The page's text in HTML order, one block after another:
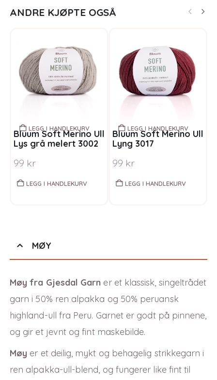
ANDRE KJØPTE OGSÅ
LEGG I HANDLEKURV
Bluum Soft Merino Ull
Lys grå melert 3002
99 kr
LEGG I HANDLEKURV
LEGG I HANDLEKURV
Bluum Soft Merino Ull
Lyng 3017
99 kr
LEGG I HANDLEKURV
MØY
Møy fra Gjesdal Garn er et klassisk, singeltrådet
garn i 50% ren alpakka og 50% peruansk
highland-ull fra Peru. Garnet er godt på pinnene,
og gir et jevnt og fint maskebilde.
Møy er et deilig, mykt og behagelig strikkegarn i
ren alpakka-ull-blend, og fungerer like fint til